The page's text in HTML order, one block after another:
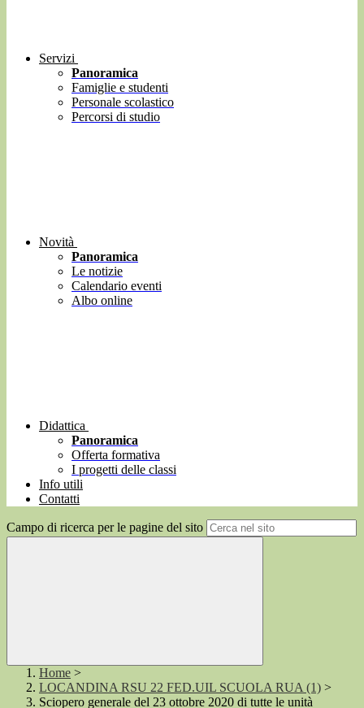
Servizi
Panoramica
Famiglie e studenti
Personale scolastico
Percorsi di studio
Novità
Panoramica
Le notizie
Calendario eventi
Albo online
Didattica
Panoramica
Offerta formativa
I progetti delle classi
Info utili
Contatti
Campo di ricerca per le pagine del sito
Home >
LOCANDINA RSU 22 FED.UIL SCUOLA RUA (1) >
Sciopero generale del 23 ottobre 2020 di tutte le unità